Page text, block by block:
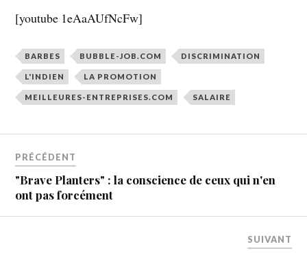
[youtube 1eAaAUfNcFw]
BARBES BUBBLE-JOB.COM DISCRIMINATION
L'INDIEN LA PROMOTION
MEILLEURES-ENTREPRISES.COM SALAIRE
PRÉCÉDENT
"Brave Planters" : la conscience de ceux qui n'en
ont pas forcément
SUIVANT